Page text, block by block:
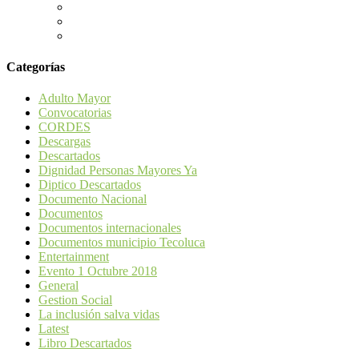
Categorías
Adulto Mayor
Convocatorias
CORDES
Descargas
Descartados
Dignidad Personas Mayores Ya
Diptico Descartados
Documento Nacional
Documentos
Documentos internacionales
Documentos municipio Tecoluca
Entertainment
Evento 1 Octubre 2018
General
Gestion Social
La inclusión salva vidas
Latest
Libro Descartados